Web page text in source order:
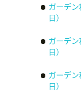
ガーデン
日）
ガーデン
日）
ガーデン
日）